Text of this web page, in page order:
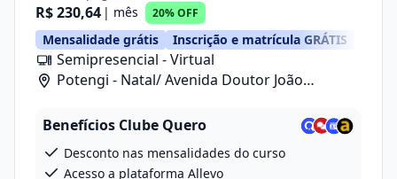
R$ 230,64 | mês 20% OFF
Mensalidade grátis Inscrição e matrícula GRÁTIS
Semipresencial - Virtual
Potengi - Natal/ Avenida Doutor João
Benefícios Clube Quero
Desconto nas mensalidades do curso
Acesso a plataforma Allevo